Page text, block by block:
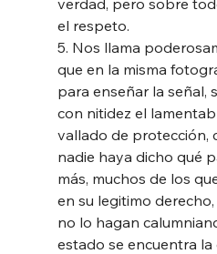
el respeto.
5. Nos llama
que en la misma
para enseñar la señal,
con nitidez el
vallado de protección,
nadie haya dicho qué
más, muchos de los
en su legitimo
no lo hagan
estado se encuentra la